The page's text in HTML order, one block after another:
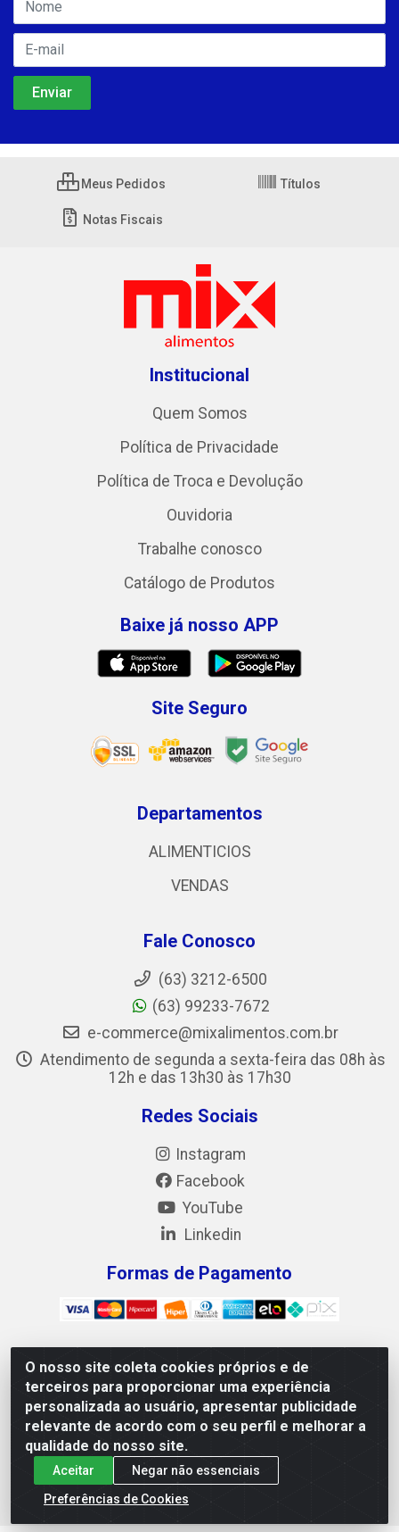
O nosso site coleta cookies próprios e de
terceiros para proporcionar uma experiência
personalizada ao usuário, apresentar publicidade
relevante de acordo com o seu perfil e melhorar a
qualidade do nosso site.
Aceitar
Negar não essenciais
Preferências de Cookies
Meus Pedidos Títulos
Notas Fiscais
Institucional
Quem Somos
Política de Privacidade
Política de Troca e Devolução
Ouvidoria
Trabalhe conosco
Catálogo de Produtos
Baixe já nosso APP
Site Seguro
Departamentos
ALIMENTICIOS
VENDAS
Fale Conosco
(63) 3212-6500
(63) 99233-7672
e-commerce@mixalimentos.com.br
Atendimento de segunda a sexta-feira das 08h às
12h e das 13h30 às 17h30
Redes Sociais
Instagram
Facebook
YouTube
Linkedin
Formas de Pagamento
Mix Alimentos LTDA - Quadra Asr Ne 55 (412 Norte), Alameda
02, S/N - Plano Diretor Norte, Palmas/TO - CEP 77.006-540 -
CNPJ 05.922.500/0001-02